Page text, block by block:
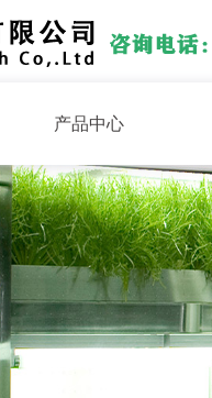
产品中心